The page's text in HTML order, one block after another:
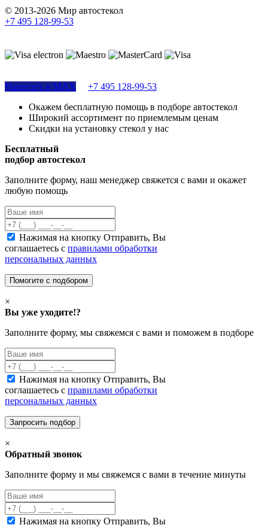
© 2013-2026 Мир автостекол
+7 495 128-99-53
Написать в MAX
+7 495 128-99-53
Окажем бесплатную помощь в подборе автостекол
Широкий ассортимент по приемлемым ценам
Скидки на установку стекол у нас
Бесплатный
подбор автостекол
Заполните форму, наш менеджер свяжется с вами и окажет
любую помощь
Нажимая на кнопку Отправить, Вы
соглашаетесь с правилами обработки
персональных данных
×
Вы уже уходите!?
Заполните форму, мы свяжемся с вами и поможем в подборе
Нажимая на кнопку Отправить, Вы
соглашаетесь с правилами обработки
персональных данных
×
Обратный звонок
Заполните форму и мы свяжемся с вами в течение минуты
Нажимая на кнопку Отправить, Вы